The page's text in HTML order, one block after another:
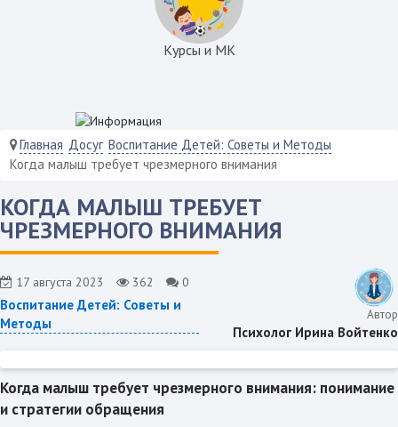
Курсы и МК
Главная Досуг Воспитание Детей: Советы и Методы
Когда малыш требует чрезмерного внимания
КОГДА МАЛЫШ ТРЕБУЕТ
ЧРЕЗМЕРНОГО ВНИМАНИЯ
17 августа 2023 362 0
Воспитание Детей: Советы и
Методы
Автор
Психолог Ирина Войтенко
Когда малыш требует чрезмерного внимания: понимание
и стратегии обращения